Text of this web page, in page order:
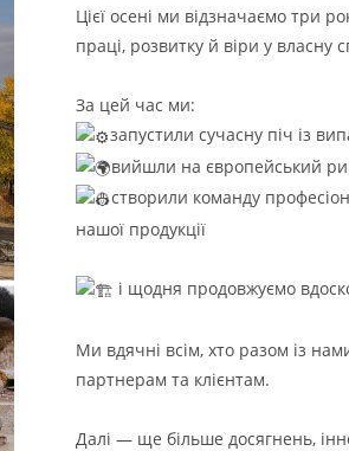
Цієї осені ми відзначаємо три
праці, розвитку й віри у власну
За цей час ми:
запустили сучасну піч із
вийшли на європейський
створили команду
нашої продукції
і щодня продовжуємо
Ми вдячні всім, хто разом із
партнерам та клієнтам.
Далі — ще більше досягнень,